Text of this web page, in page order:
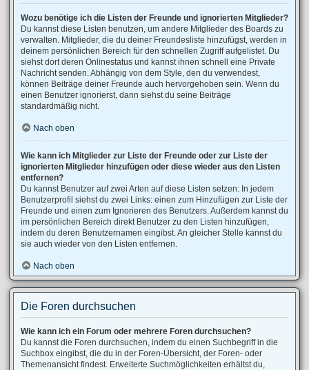
Wozu benötige ich die Listen der Freunde und ignorierten Mitglieder?
Du kannst diese Listen benutzen, um andere Mitglieder des Boards zu
verwalten. Mitglieder, die du deiner Freundesliste hinzufügst, werden in
deinem persönlichen Bereich für den schnellen Zugriff aufgelistet. Du
siehst dort deren Onlinestatus und kannst ihnen schnell eine Private
Nachricht senden. Abhängig von dem Style, den du verwendest,
können Beiträge deiner Freunde auch hervorgehoben sein. Wenn du
einen Benutzer ignorierst, dann siehst du seine Beiträge
standardmäßig nicht.
Nach oben
Wie kann ich Mitglieder zur Liste der Freunde oder zur Liste der
ignorierten Mitglieder hinzufügen oder diese wieder aus den Listen
entfernen?
Du kannst Benutzer auf zwei Arten auf diese Listen setzen: In jedem
Benutzerprofil siehst du zwei Links: einen zum Hinzufügen zur Liste der
Freunde und einen zum Ignorieren des Benutzers. Außerdem kannst du
im persönlichen Bereich direkt Benutzer zu den Listen hinzufügen,
indem du deren Benutzernamen eingibst. An gleicher Stelle kannst du
sie auch wieder von den Listen entfernen.
Nach oben
Die Foren durchsuchen
Wie kann ich ein Forum oder mehrere Foren durchsuchen?
Du kannst die Foren durchsuchen, indem du einen Suchbegriff in die
Suchbox eingibst, die du in der Foren-Übersicht, der Foren- oder
Themenansicht findest. Erweiterte Suchmöglichkeiten erhältst du,